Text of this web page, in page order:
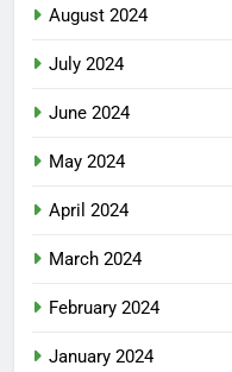
August 2024
July 2024
June 2024
May 2024
April 2024
March 2024
February 2024
January 2024